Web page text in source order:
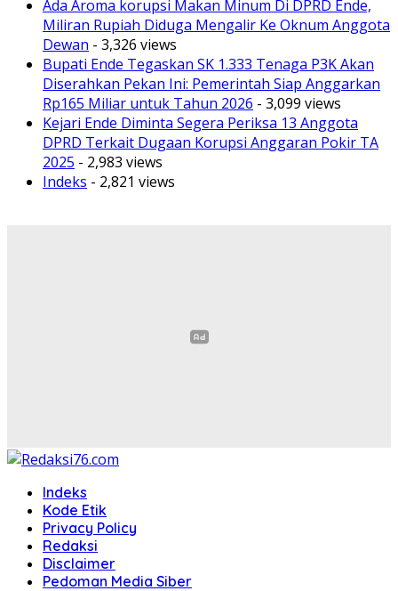
Ada Aroma korupsi Makan Minum Di DPRD Ende,
Miliran Rupiah Diduga Mengalir Ke Oknum Anggota
Dewan - 3,326 views
Bupati Ende Tegaskan SK 1.333 Tenaga P3K Akan
Diserahkan Pekan Ini: Pemerintah Siap Anggarkan
Rp165 Miliar untuk Tahun 2026 - 3,099 views
Kejari Ende Diminta Segera Periksa 13 Anggota
DPRD Terkait Dugaan Korupsi Anggaran Pokir TA
2025 - 2,983 views
Indeks - 2,821 views
Indeks
Kode Etik
Privacy Policy
Redaksi
Disclaimer
Pedoman Media Siber